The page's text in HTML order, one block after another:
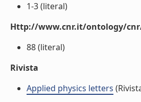
1-3 (literal)
Http://www.cnr.it/ontology/
88 (literal)
Rivista
Applied physics letters